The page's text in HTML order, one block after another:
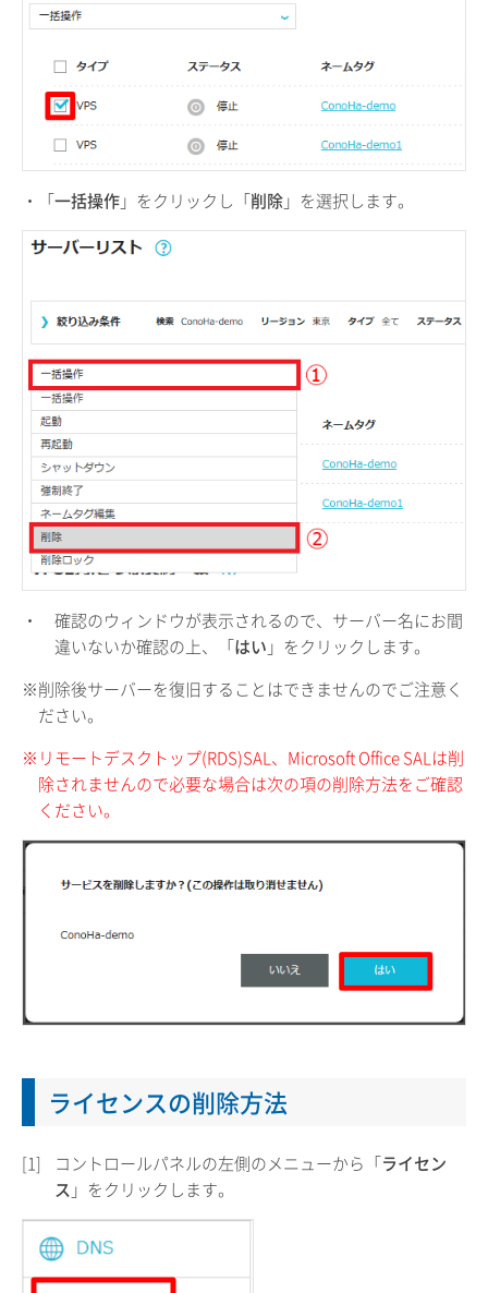
・「一括操作」をクリックし「削除」を選択します。
・
確認のウィンドウが表示されるので、サーバー名にお間
違いないか確認の上、「はい 」をクリックします。
※削除後サーバーを復旧することはできませんのでご注意く
ださい。
※リモートデスクトップ(RDS)SAL、Microsoft Office SALは削
除されませんので必要な場合は次の項の削除方法をご確認
ください。
ライセンスの削除方法
[1] コントロールパネルの左側のメニューから「ライセン
ス 」をクリックします。